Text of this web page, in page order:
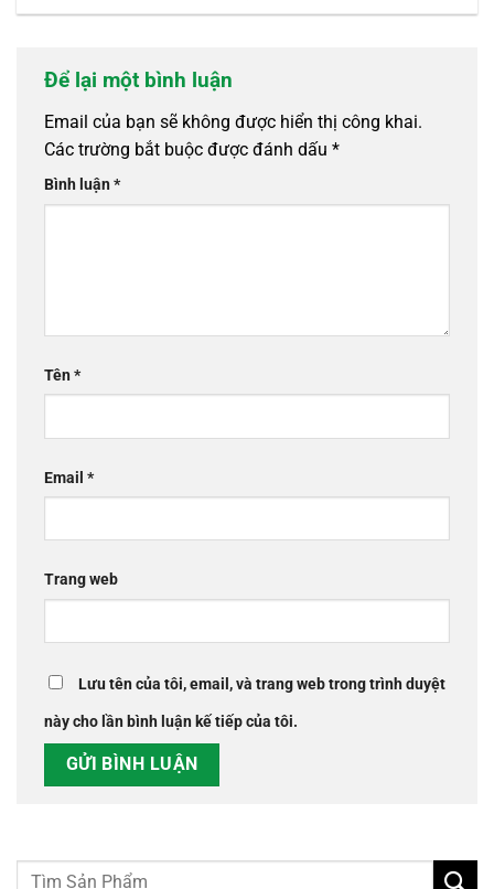
Để lại một bình luận
Email của bạn sẽ không được hiển thị công khai.
Các trường bắt buộc được đánh dấu *
Bình luận*
Tên*
Email *
Trang web
Lưu tên của tôi, email, và trang web trong trình duyệt
này cho lần bình luận kế tiếp của tôi.